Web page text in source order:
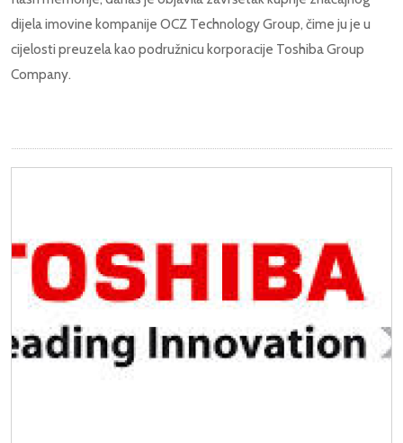
dijela imovine kompanije OCZ Technology Group, čime ju je u
cijelosti preuzela kao podružnicu korporacije Toshiba Group
Company.